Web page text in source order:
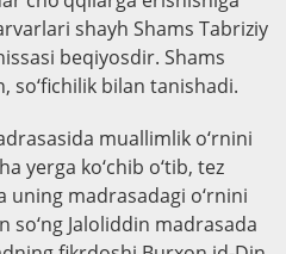
shayh Shams Tabriziy
beqiyosdir. Shams
so‘fichilik bilan tanishadi.
muallimlik o‘rnini
yerga ko‘chib o‘tib, tez
uning madrasadagi o‘rnini
so‘ng Jaloliddin madrasada